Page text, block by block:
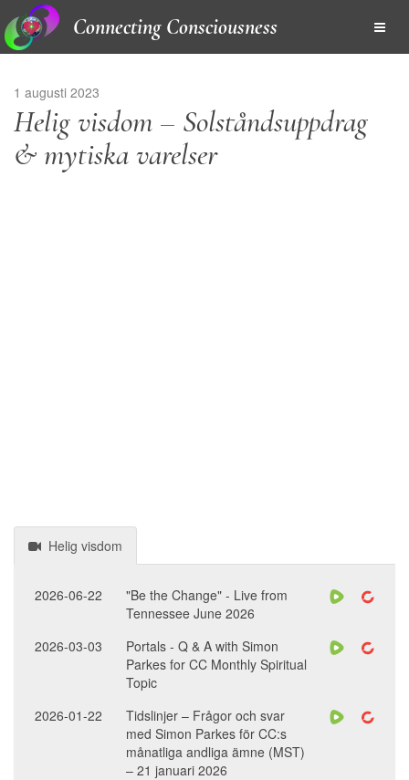
Connecting Consciousness
1 augusti 2023
Helig visdom – Solståndsuppdrag
& mytiska varelser
Helig visdom
2026-06-22
"Be the Change" - Live from
Tennessee June 2026
2026-03-03
Portals - Q & A with Simon
Parkes for CC Monthly Spiritual
Topic
2026-01-22
Tidslinjer – Frågor och svar
med Simon Parkes för CC:s
månatliga andliga ämne (MST)
– 21 januari 2026